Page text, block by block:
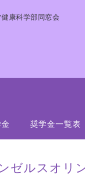
康科学部同窓会
奨学金一覧表
ゼルスオリ